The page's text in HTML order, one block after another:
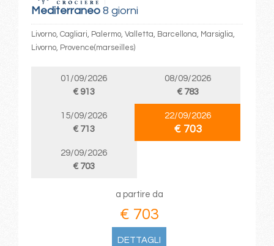
Mediterraneo8 giorni
Livorno, Cagliari, Palermo, Valletta, Barcellona, Marsiglia,
Livorno, Provence(marseilles)
01/09/2026
€ 913
08/09/2026
€ 783
15/09/2026
€ 713
22/09/2026
€ 703
29/09/2026
€ 703
a partire da
€ 703
DETTAGLI